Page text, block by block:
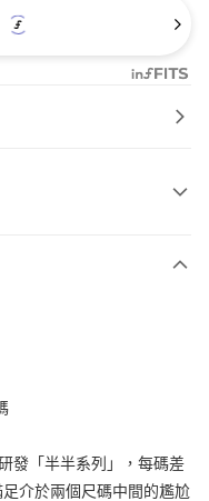
發「半半系列」，每碼差
介於兩個尺碼中間的尷尬